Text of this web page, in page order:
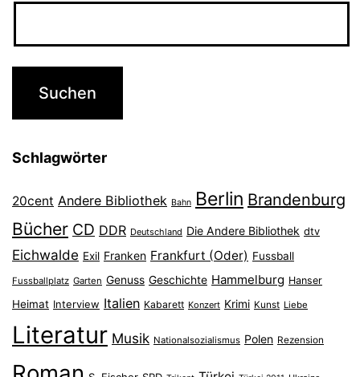
Schlagwörter
20cent Andere Bibliothek Bahn Berlin Brandenburg
Bücher CD DDR Deutschland Die Andere Bibliothek dtv
Eichwalde Exil Franken Frankfurt (Oder) Fussball
Fussballplatz Garten Genuss Geschichte Hammelburg Hanser
Heimat Interview Italien Kabarett Konzert Krimi Kunst Liebe
Literatur Musik Nationalsozialismus Polen Rezension